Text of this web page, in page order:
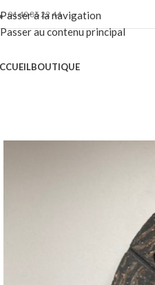
Passer à la navigation
Passer au contenu principal
01 40 86 22 44
BOUTIQUE